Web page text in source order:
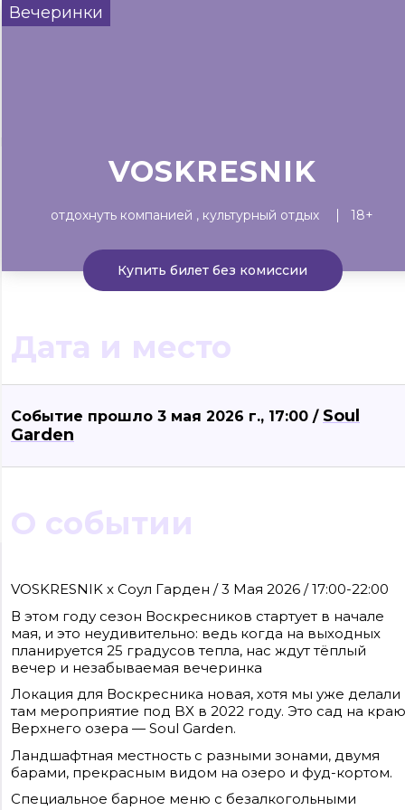
Вечеринки
VOSKRESNIK
отдохнуть компанией культурный отдых 18+
Купить билет без комиссии
Дата и место
Событие прошло 3 мая 2026 г., 17:00 / Soul
Garden
О событии
VOSKRESNIK x Соул Гарден / 3 Мая 2026 / 17:00-22:00
В этом году сезон Воскресников стартует в начале
мая, и это неудивительно: ведь когда на выходных
планируется 25 градусов тепла, нас ждут тёплый
вечер и незабываемая вечеринка
Локация для Воскресника новая, хотя мы уже делали
там мероприятие под BX в 2022 году. Это сад на краю
Верхнего озера — Soul Garden.
Ландшафтная местность с разными зонами, двумя
барами, прекрасным видом на озеро и фуд-кортом.
Специальное барное меню с безалкогольными
3906148636, КПП 390601001
Контакты редакции: +7(4012) 310-124, news@klops.ru. Реклама: +7 (931) 107 50 00,
Адрес редакции и учредителя: г. Калининград, ул. Рокоссовского, 16/18, пом. I,
оф. 2
Сетевое издание "Klops.ru", регистрационный номер и дата принятия
решения о регистрации: ЭЛ № ФС 77 - 78739 от 20 июля 2020 года,
зарегистрировано Федеральной службой по надзору в сфере связи,
информационных технологий и массовых коммуникаций (Роскомнадзор).
Учредитель: ООО "Русская медиагруппа "Западная Пресса". Главный
Фомченкова Кристина Владимировна
Материалы сайта, подписанные «CC 4.0» доступны по
(«Атрибуция — На тех же условиях») 4.0 Всемирная
Для использования остальных материалов необходимо
письменное согласие правообладателя
Политика в отношении обработки персональных